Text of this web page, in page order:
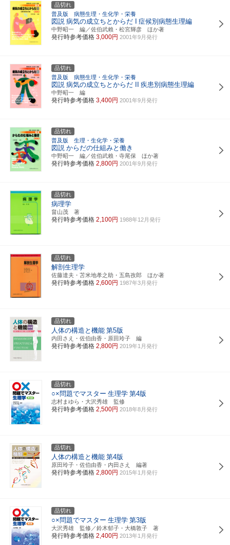
品切れ
普及版 病態生理・生化学・栄養
図説 病気の成立ちとからだ I 症候別病態生理編
中野昭一 編／佐伯武賴・松宮輝彦 ほか著
発行時参考価格 3,000円 2001年9月発行
品切れ
普及版 病態生理・生化学・栄養
図説 病気の成立ちとからだ II 疾患別病態生理編
中野昭一 編
発行時参考価格 3,400円 2001年9月発行
品切れ
普及版 生理・生化学・栄養
図説 からだの仕組みと働き
中野昭一 編／佐伯武賴・寺尾保 ほか著
発行時参考価格 2,800円 2001年9月発行
品切れ
病理学
畠山茂 著
発行時参考価格 2,100円 1988年12月発行
品切れ
解剖生理学
佐藤達夫・苫米地孝之助・五島孜郎 ほか著
発行時参考価格 2,600円 1987年3月発行
品切れ
人体の構造と機能 第5版
内田さえ・佐伯由香・原田玲子 編
発行時参考価格 2,800円 2019年1月発行
品切れ
○×問題でマスター 生理学 第4版
志村まゆら・大沢秀雄 監修
発行時参考価格 2,500円 2018年8月発行
品切れ
人体の構造と機能 第4版
原田玲子・佐伯由香・内田さえ 編著
発行時参考価格 2,800円 2015年1月発行
品切れ
○×問題でマスター 生理学 第3版
大沢秀雄 監修／鈴木郁子・大橋敦子 著
発行時参考価格 2,400円 2013年1月発行